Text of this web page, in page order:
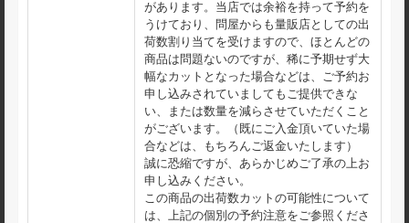
があります。当店では余裕を持って予約を
うけており、問屋からも量販店としての出
荷数割り当てを受けますので、ほとんどの
商品は問題ないのですが、稀に予期せず大
幅なカットとなった場合などは、ご予約お
申し込みされていましてもご提供できな
い、または数量を減らさせていただくこと
がございます。（既にご入金頂いていた場
合などは、もちろんご返金いたします）
誠に恐縮ですが、あらかじめご了承の上お
申し込みください。
この商品の出荷数カットの可能性について
は、上記の個別の予約注意をご参照くださ